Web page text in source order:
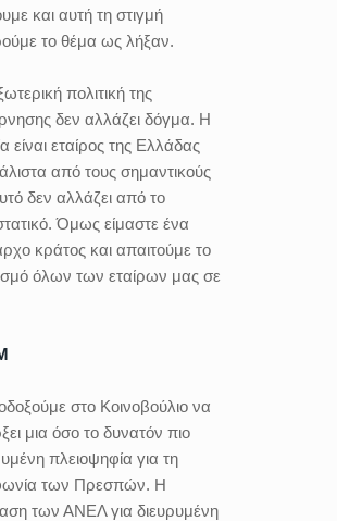
και αυτή τη στιγμή
το θέμα ως λήξαν.
πολιτική της
δεν αλλάζει δόγμα. Η
είναι εταίρος της Ελλάδας
από τους σημαντικούς
δεν αλλάζει από το
Όμως είμαστε ένα
κράτος και απαιτούμε το
όλων των εταίρων μας σε
στο Κοινοβούλιο να
μια όσο το δυνατόν πιο
πλειοψηφία για τη
των Πρεσπών. Η
των ΑΝΕΛ για διευρυμένη